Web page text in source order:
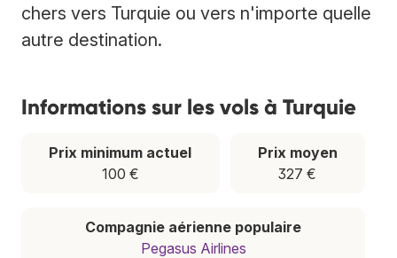
chers vers Turquie ou vers n'importe quelle
autre destination.
Informations sur les vols à Turquie
Prix minimum actuel
100 €
Prix moyen
327 €
Compagnie aérienne populaire
Pegasus Airlines